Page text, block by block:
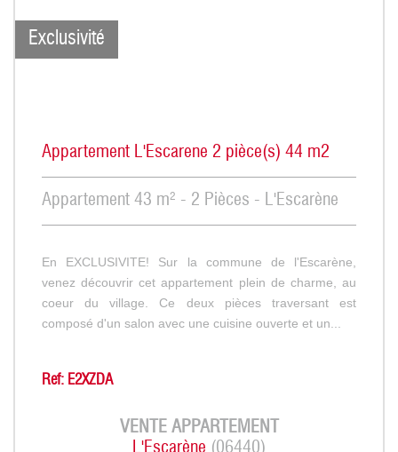
Exclusivité
Appartement L'Escarene 2 pièce(s) 44 m2
Appartement 43 m² - 2 Pièces - L'Escarène
En EXCLUSIVITE! Sur la commune de l'Escarène,
venez découvrir cet appartement plein de charme, au
coeur du village. Ce deux pièces traversant est
composé d'un salon avec une cuisine ouverte et un...
Ref: E2XZDA
VENTE APPARTEMENT
L'Escarène (06440)